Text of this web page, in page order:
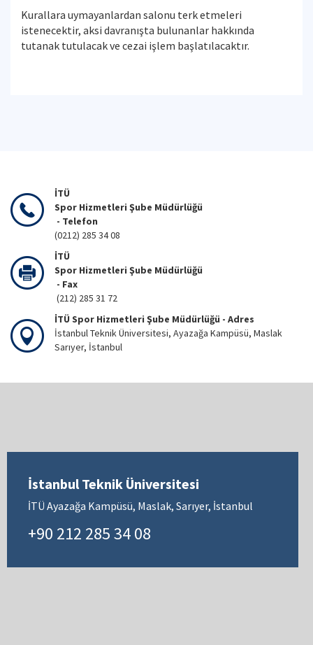
Kurallara uymayanlardan salonu terk etmeleri
istenecektir, aksi davranışta bulunanlar hakkında
tutanak tutulacak ve cezai işlem başlatılacaktır.
İTÜ
Spor Hizmetleri Şube Müdürlüğü
- Telefon
(0212) 285 34 08
İTÜ
Spor Hizmetleri Şube Müdürlüğü
- Fax
(212) 285 31 72
İTÜ Spor Hizmetleri Şube Müdürlüğü - Adres
İstanbul Teknik Üniversitesi, Ayazağa Kampüsü, Maslak
Sarıyer, İstanbul
İstanbul Teknik Üniversitesi
İTÜ Ayazağa Kampüsü, Maslak, Sarıyer, İstanbul
+90 212 285 34 08